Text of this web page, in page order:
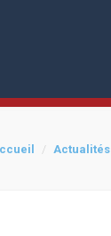
Actualités